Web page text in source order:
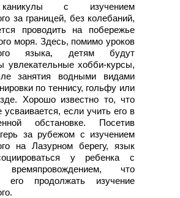
с изучением
за границей, без колебаний,
проводить на побережье
моря. Здесь, помимо уроков
языка, детям будут
увлекательные хобби-курсы,
занятия водными видами
по теннису, гольфу или
Хорошо известно то, что
если учить его в
обстановке. Посетив
за рубежом с изучением
на Лазурном берегу, язык
у ребенка с
времяпровождением, что
его продолжать изучение